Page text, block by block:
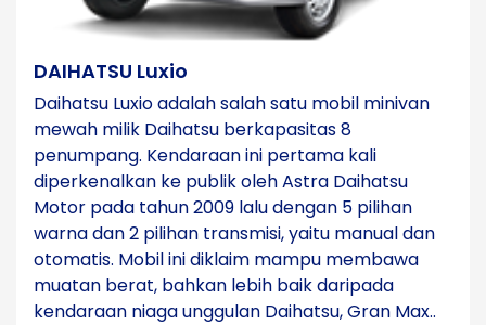
DAIHATSU Luxio
Daihatsu Luxio adalah salah satu mobil minivan
mewah milik Daihatsu berkapasitas 8
penumpang. Kendaraan ini pertama kali
diperkenalkan ke publik oleh Astra Daihatsu
Motor pada tahun 2009 lalu dengan 5 pilihan
warna dan 2 pilihan transmisi, yaitu manual dan
otomatis. Mobil ini diklaim mampu membawa
muatan berat, bahkan lebih baik daripada
kendaraan niaga unggulan Daihatsu, Gran Max..